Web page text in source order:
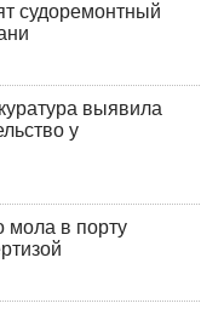
судоремонтный
выявила
у
мола в порту